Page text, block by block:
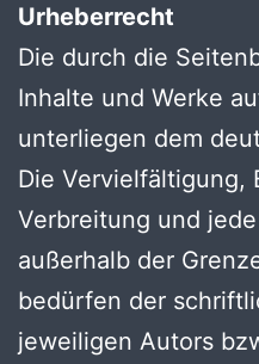
Urheberrecht
Die durch die
Inhalte und Werke
unterliegen dem
Die Vervielfältigung,
Verbreitung und
außerhalb der
bedürfen der
jeweiligen Autors